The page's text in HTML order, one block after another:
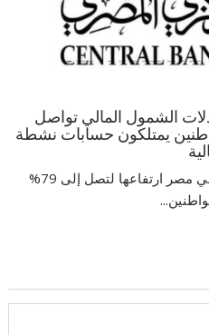
الشمول المالي تواصل
من المواطنين يمتلكون حسابات نشطة
واصلت معدلات الشمول المالي في مصر ارتفاعها لتصل إلى 79%